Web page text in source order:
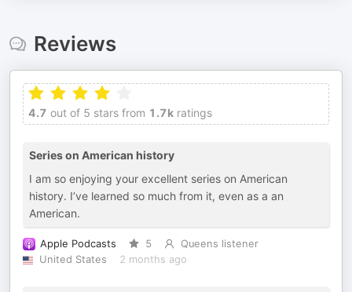
Reviews
4.7 out of 5 stars from 1.7k ratings
Series on American history
I am so enjoying your excellent series on American
history. I’ve learned so much from it, even as a an
American.
Apple Podcasts 5
Queens listener
United States
2 months ago